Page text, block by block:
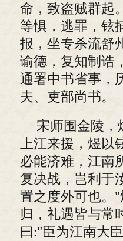
命，致盗贼群起
等惧，逃罪，铉
报，坐专杀流舒
谕德，复知制诰
通署中书省事，
夫、吏部尚书。
宋师围金陵，
上江来援，煜
必能济难，江南
复决战，岂利于
置之度外可也。
归，礼遇皆与常
曰:"臣为江南大